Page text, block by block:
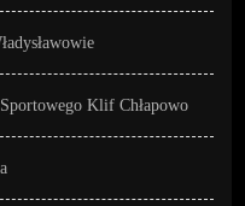
Klif Chłapowo